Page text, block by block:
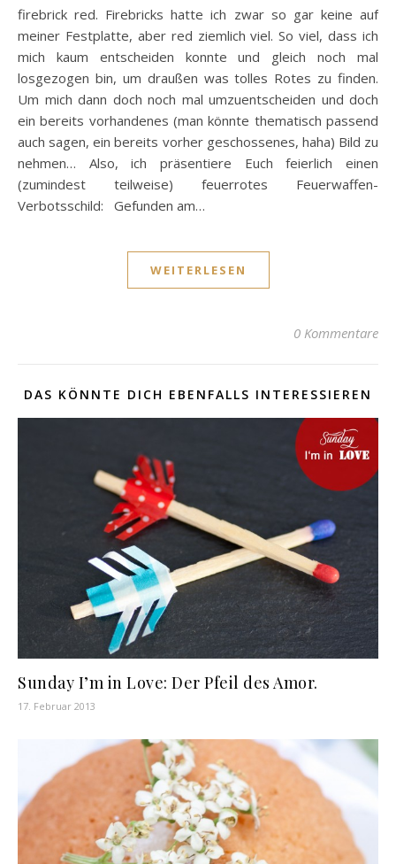
firebrick red. Firebricks hatte ich zwar so gar keine auf
meiner Festplatte, aber red ziemlich viel. So viel, dass ich
mich kaum entscheiden konnte und gleich noch mal
losgezogen bin, um draußen was tolles Rotes zu finden.
Um mich dann doch noch mal umzuentscheiden und doch
ein bereits vorhandenes (man könnte thematisch passend
auch sagen, ein bereits vorher geschossenes, haha) Bild zu
nehmen… Also, ich präsentiere Euch feierlich einen
(zumindest teilweise) feuerrotes Feuerwaffen-
Verbotsschild: Gefunden am…
WEITERLESEN
0 Kommentare
DAS KÖNNTE DICH EBENFALLS INTERESSIEREN
Sunday I’m in Love: Der Pfeil des Amor.
17. Februar 2013